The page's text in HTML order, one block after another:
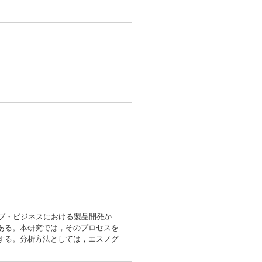
・ビジネスにおける製品開発か
る。本研究では，そのプロセスを
る。分析方法としては，エスノグ